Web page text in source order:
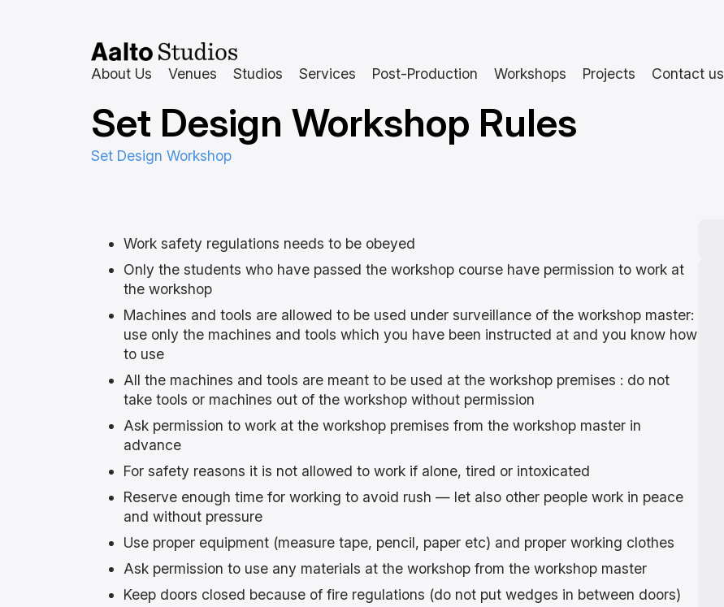
About Us Venues Studios Services Post-Production Workshops Projects Contact us
Set Design Workshop Rules
Set Design Workshop
Work safety regulations needs to be obeyed
Only the students who have passed the workshop course have permission to work at
the workshop
Machines and tools are allowed to be used under surveillance of the workshop master:
use only the machines and tools which you have been instructed at and you know how
to use
All the machines and tools are meant to be used at the workshop premises : do not
take tools or machines out of the workshop without permission
Ask permission to work at the workshop premises from the workshop master in
advance
For safety reasons it is not allowed to work if alone, tired or intoxicated
Reserve enough time for working to avoid rush — let also other people work in peace
and without pressure
Use proper equipment (measure tape, pencil, paper etc) and proper working clothes
Ask permission to use any materials at the workshop from the workshop master
Keep doors closed because of fire regulations (do not put wedges in between doors)